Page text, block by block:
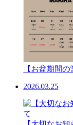
【お盆期間
2026.03.25